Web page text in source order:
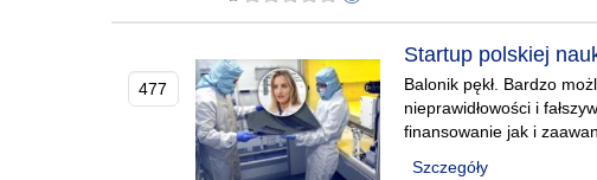
477
Startup polskiej
Balonik pękł. Bardzo
nieprawidłowości i
finansowanie jak i
Szczegóły